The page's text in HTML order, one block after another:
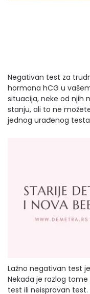
Negativan test za
hormona hCG u
situacija, neke od njih
stanju, ali to ne
jednog urađenog
Lažno negativan test
Nekada je razlog
test ili neispravan test.